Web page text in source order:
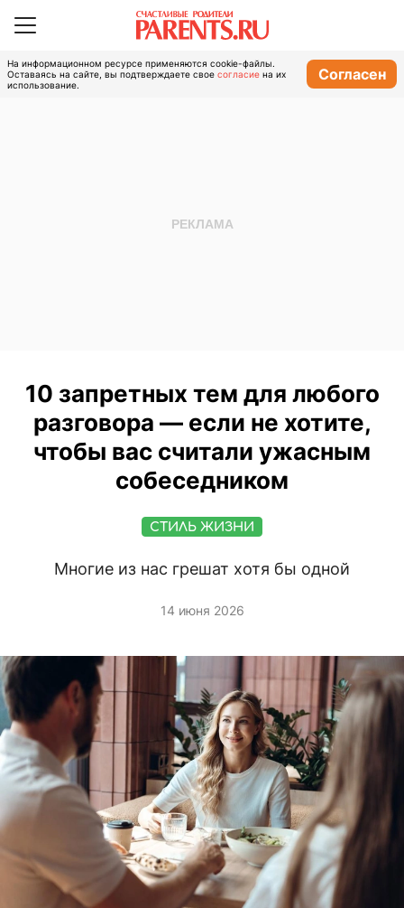
На информационном ресурсе применяются cookie-файлы.
Оставаясь на сайте, вы подтверждаете свое согласие на их
использование.
Согласен
10 запретных тем для любого
разговора — если не хотите,
чтобы вас считали ужасным
собеседником
СТИЛЬ ЖИЗНИ
Многие из нас грешат хотя бы одной
14 июня 2026